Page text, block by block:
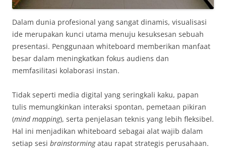
Dalam dunia profesional yang sangat dinamis, visualisasi
ide merupakan kunci utama menuju kesuksesan sebuah
presentasi. Penggunaan whiteboard memberikan manfaat
besar dalam meningkatkan fokus audiens dan
memfasilitasi kolaborasi instan.
Tidak seperti media digital yang seringkali kaku, papan
tulis memungkinkan interaksi spontan, pemetaan pikiran
(mind mapping), serta penjelasan teknis yang lebih fleksibel.
Hal ini menjadikan whiteboard sebagai alat wajib dalam
setiap sesi brainstormingatau rapat strategis perusahaan.